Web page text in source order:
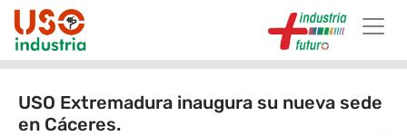
Skip to main content
USO Extremadura inaugura su nueva sede
en Cáceres.